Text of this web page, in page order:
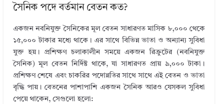
সৈনিক পদে বর্তমান বেতন কত?
একজন নবনিযুক্ত সৈনিকের মূল বেতন সাধারণত মাসিক ৮,০০০ থেকে
১৫,০০০ টাকার মধ্যে থাকে। এর সাথে বিভিন্ন ভাতা ও অন্যান্য সুবিধা
যুক্ত হয়। প্রশিক্ষণ চলাকালীন সময়ে একজন রিক্রুটের (নবনিযুক্ত
সৈনিক) মূল বেতন নির্দিষ্ট থাকে, যা সাধারণত প্রায় ৯,০০০ টাকা।
প্রশিক্ষণ শেষে এবং চাকরির পদোন্নতির সাথে সাথে এই বেতন ও ভাতা
বৃদ্ধি পায়। বেতনের পাশাপাশি একজন সৈনিক আরও যেসকল সুবিধা
পেয়ে থাকেন, সেগুলো হলো: